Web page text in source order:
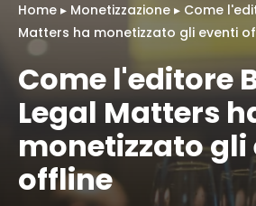
Home ▸ Monetizzazione ▸ Come
Matters ha monetizzato gli eventi
Come l'editore
Legal Matters
monetizzato gli
offline